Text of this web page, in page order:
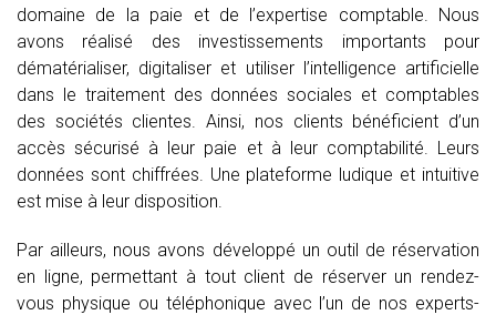
domaine de la paie et de l’expertise comptable. Nous
avons réalisé des investissements importants pour
dématérialiser, digitaliser et utiliser l’intelligence artificielle
dans le traitement des données sociales et comptables
des sociétés clientes. Ainsi, nos clients bénéficient d’un
accès sécurisé à leur paie et à leur comptabilité. Leurs
données sont chiffrées. Une plateforme ludique et intuitive
est mise à leur disposition.
Par ailleurs, nous avons développé un outil de réservation
en ligne, permettant à tout client de réserver un rendez-
vous physique ou téléphonique avec l’un de nos experts-